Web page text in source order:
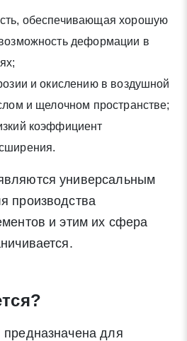
обеспечивающая хорошую
деформации в
и окислению в воздушной
и щелочном пространстве;
коэффициент
универсальным
производства
и этим их сфера
для